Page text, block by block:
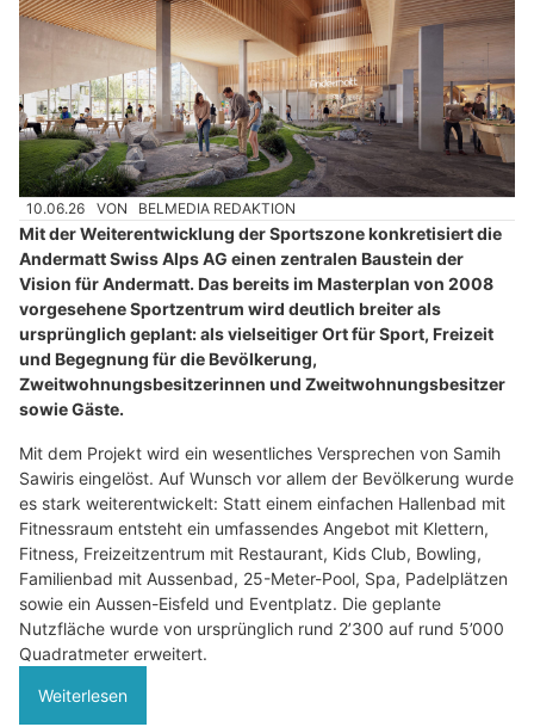
10.06.26 VON BELMEDIA REDAKTION
Mit der Weiterentwicklung der Sportszone konkretisiert die
Andermatt Swiss Alps AG einen zentralen Baustein der
Vision für Andermatt. Das bereits im Masterplan von 2008
vorgesehene Sportzentrum wird deutlich breiter als
ursprünglich geplant: als vielseitiger Ort für Sport, Freizeit
und Begegnung für die Bevölkerung,
Zweitwohnungsbesitzerinnen und Zweitwohnungsbesitzer
sowie Gäste.
Mit dem Projekt wird ein wesentliches Versprechen von Samih
Sawiris eingelöst. Auf Wunsch vor allem der Bevölkerung wurde
es stark weiterentwickelt: Statt einem einfachen Hallenbad mit
Fitnessraum entsteht ein umfassendes Angebot mit Klettern,
Fitness, Freizeitzentrum mit Restaurant, Kids Club, Bowling,
Familienbad mit Aussenbad, 25-Meter-Pool, Spa, Padelplätzen
sowie ein Aussen-Eisfeld und Eventplatz. Die geplante
Nutzfläche wurde von ursprünglich rund 2’300 auf rund 5’000
Quadratmeter erweitert.
Weiterlesen